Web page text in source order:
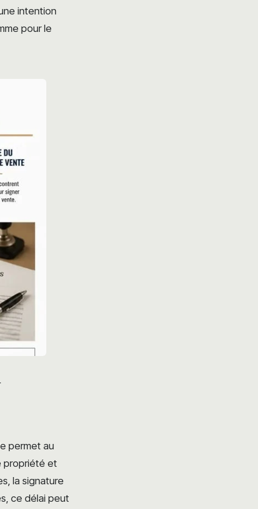
intention
pour le
permet au
propriété et
la signature
ce délai peut